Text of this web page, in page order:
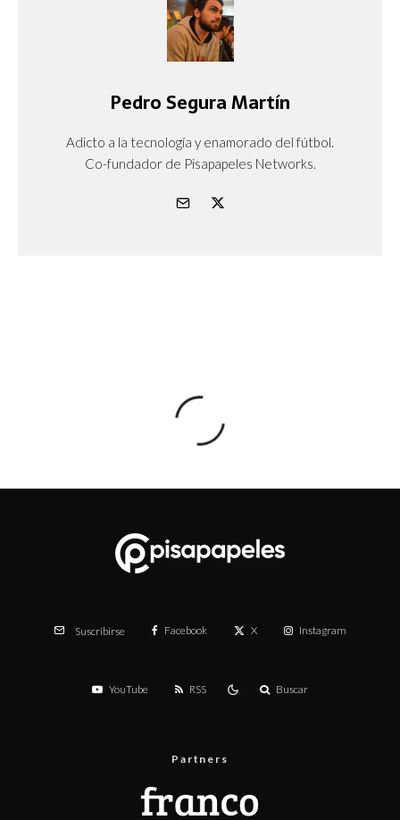
Pedro Segura Martín
Adicto a la tecnología y enamorado del fútbol.
Co-fundador de Pisapapeles Networks.
Suscribirse Facebook X Instagram
YouTube RSS Buscar
Partners